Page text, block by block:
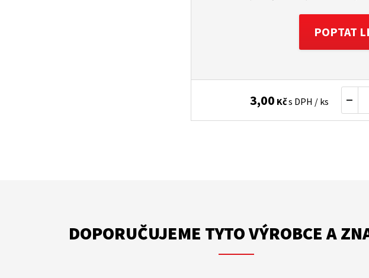
POPTAT
3,00 Kčs DPH / ks
DOPORUČUJEME TYTO VÝROBCE A